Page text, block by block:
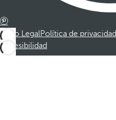
Aviso LegalPolítica de privacidad
Accesibilidad